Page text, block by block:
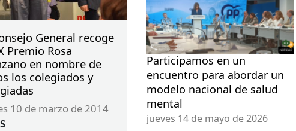
General recoge
Premio Rosa
en nombre de
los colegiados y
10 de marzo de 2014
Participamos en un
encuentro para abordar un
modelo nacional de salud
mental
jueves 14 de mayo de 2026